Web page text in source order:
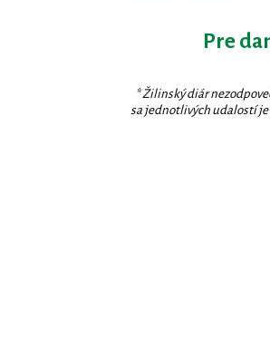
Pre
* Žilinský diár
sa jednotlivých udalostí je